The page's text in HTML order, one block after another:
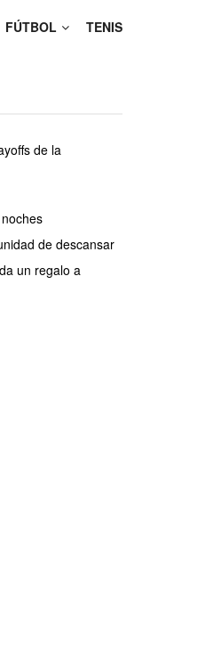
FÚTBOL TENIS
de la
de descansar
un regalo a